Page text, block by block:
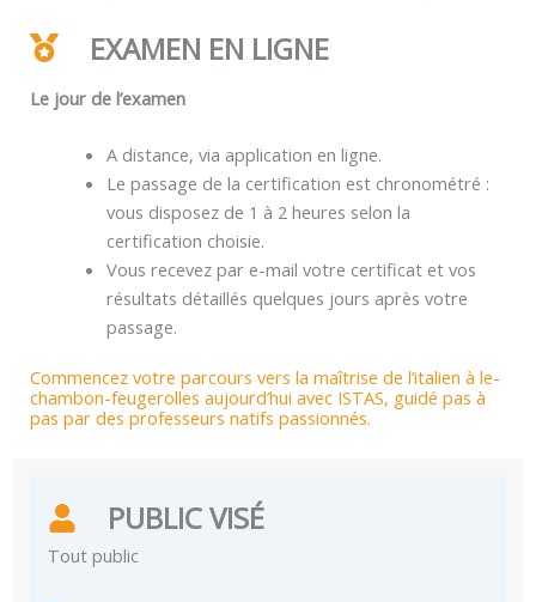
EXAMEN EN LIGNE
Le jour de l’examen
A distance, via application en ligne.
Le passage de la certification est chronométré :
vous disposez de 1 à 2 heures selon la
certification choisie.
Vous recevez par e-mail votre certificat et vos
résultats détaillés quelques jours après votre
passage.
Commencez votre parcours vers la maîtrise de l’italien à le-
chambon-feugerolles aujourd’hui avec ISTAS, guidé pas à
pas par des professeurs natifs passionnés.
PUBLIC VISÉ
Tout public